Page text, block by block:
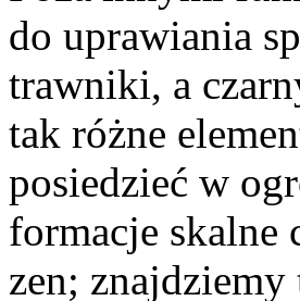
do uprawiania
trawniki, a
tak różne
posiedzieć w
formacje
zen;